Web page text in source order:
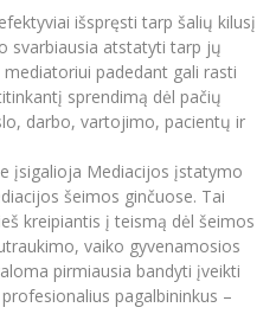
renginiai
vadovų MPA
studijos
centras
deklaravimas
darbuotojams
vykdymui)
išspręsti tarp šalių kilusį
svarbiausia atstatyti tarp jų
padedant gali rasti
sprendimą dėl pačių
darbo, vartojimo, pacientų ir
įsigalioja Mediacijos įstatymo
šeimos ginčuose. Tai
kreipiantis į teismą dėl šeimos
vaiko gyvenamosios
pirmiausia bandyti įveikti
pagalbininkus –